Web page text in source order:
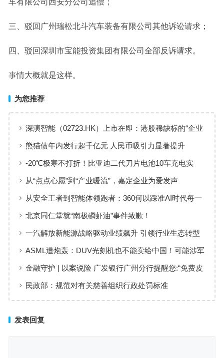
车有限公司西安分公司追偿；
三、驳回广州瑞松北斗汽车装备有限公司其他诉讼请求；
四、驳回深圳市宝能投资集团有限公司全部反诉请求。
事情大概就是这样。
为您推荐
深演智能（02723.HK）上市在即：港股稀缺标的“企业
AI决策智能体第一股”正式登场
熊猫债年内发行超千亿元 人民币吸引力显著提升
-20℃极寒不打折！比亚迪二代刀片电池10车充电实
测：最快仅需10分29秒
从“点点心愿”到“产业暖流”，嘉定企业为爱发声
从安全王者到智能体领跑者：360何以踩准AI时代每一
次浪尖
北京同仁堂就“南极磷虾油”事件致歉！
一汽解放新能源战略驱动业绩飙升 引领行业生态转型
ASML遭炮轰：DUV光刻机也不能卖给中国！可能涉军
金融守护 | 以案说险 广发银行广州分行提醒您:“免费皮
肤”陷阱,这些套路要小心
民政部：规范对有关慈善组织行政处罚标准
发表回复